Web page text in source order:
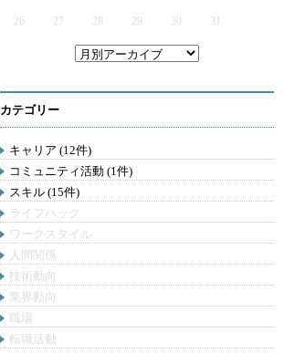
26 27 28 29 30 31
カテゴリー
キャリア (12件)
コミュニティ活動 (1件)
スキル (15件)
ライフハック
ワークスタイル
人間関係
技術動向
業界動向
職場
転職活動